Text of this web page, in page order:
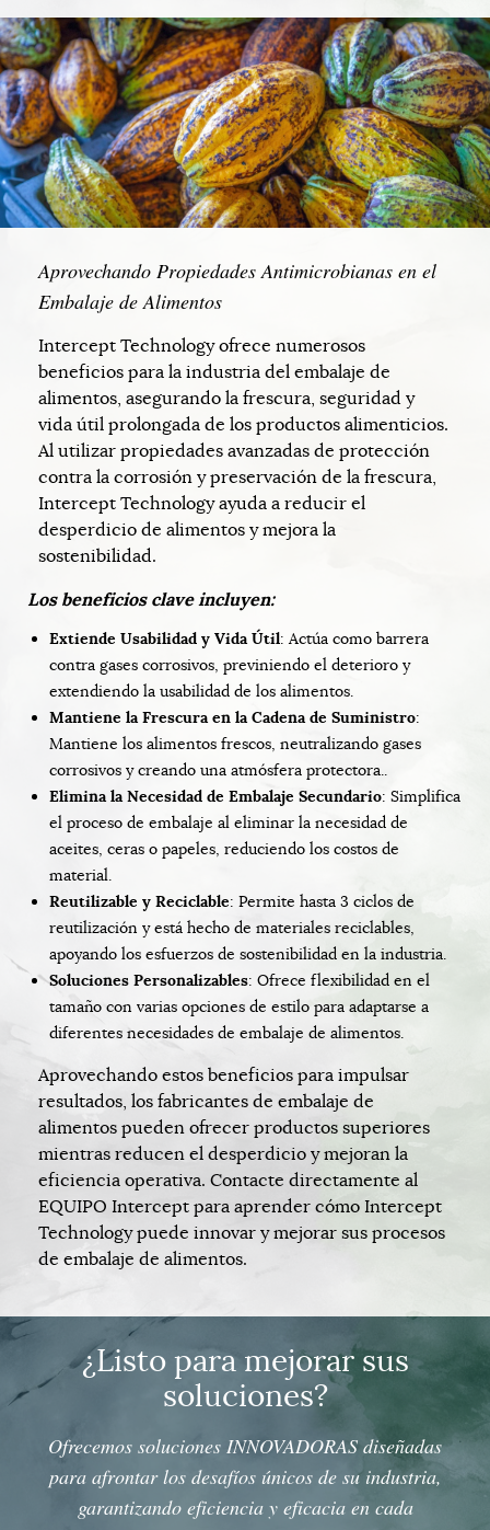
Aprovechando Propiedades Antimicrobianas en el
Embalaje de Alimentos
Intercept Technology ofrece numerosos
beneficios para la industria del embalaje de
alimentos, asegurando la frescura, seguridad y
vida útil prolongada de los productos alimenticios.
Al utilizar propiedades avanzadas de protección
contra la corrosión y preservación de la frescura,
Intercept Technology ayuda a reducir el
desperdicio de alimentos y mejora la
sostenibilidad.
Los beneficios clave incluyen:
Extiende Usabilidad y Vida Útil: Actúa como barrera
contra gases corrosivos, previniendo el deterioro y
extendiendo la usabilidad de los alimentos.
Mantiene la Frescura en la Cadena de Suministro:
Mantiene los alimentos frescos, neutralizando gases
corrosivos y creando una atmósfera protectora..
Elimina la Necesidad de Embalaje Secundario: Simplifica
el proceso de embalaje al eliminar la necesidad de
aceites, ceras o papeles, reduciendo los costos de
material.
Reutilizable y Reciclable: Permite hasta 3 ciclos de
reutilización y está hecho de materiales reciclables,
apoyando los esfuerzos de sostenibilidad en la industria.
Soluciones Personalizables: Ofrece flexibilidad en el
tamaño con varias opciones de estilo para adaptarse a
diferentes necesidades de embalaje de alimentos.
Aprovechando estos beneficios para impulsar
resultados, los fabricantes de embalaje de
alimentos pueden ofrecer productos superiores
mientras reducen el desperdicio y mejoran la
eficiencia operativa. Contacte directamente al
EQUIPO Intercept para aprender cómo Intercept
Technology puede innovar y mejorar sus procesos
de embalaje de alimentos.
¿Listo para mejorar sus
soluciones?
Ofrecemos soluciones INNOVADORASdiseñadas
para afrontar los desafíos únicos de su industria,
garantizando eficiencia y eficacia en cada